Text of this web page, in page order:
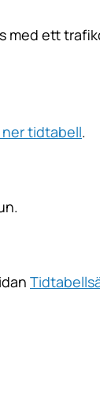
med ett
ner tidtabell.